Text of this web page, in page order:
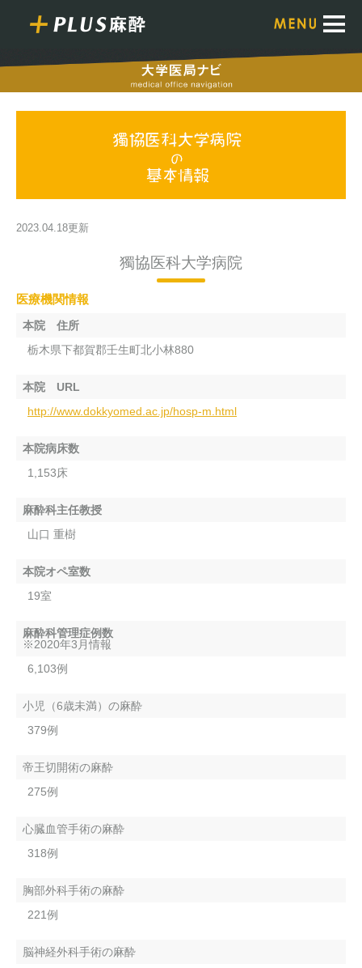
2023.04.18更新
獨協医科大学病院
医療機関情報
本院 住所
栃木県下都賀郡壬生町北小林880
本院 URL
http://www.dokkyomed.ac.jp/hosp-m.html
本院病床数
1,153床
麻酔科主任教授
山口 重樹
本院オペ室数
19室
麻酔科管理症例数
※2020年3月情報
6,103例
小児（6歳未満）の麻酔
379例
帝王切開術の麻酔
275例
心臓血管手術の麻酔
318例
胸部外科手術の麻酔
221例
脳神経外科手術の麻酔